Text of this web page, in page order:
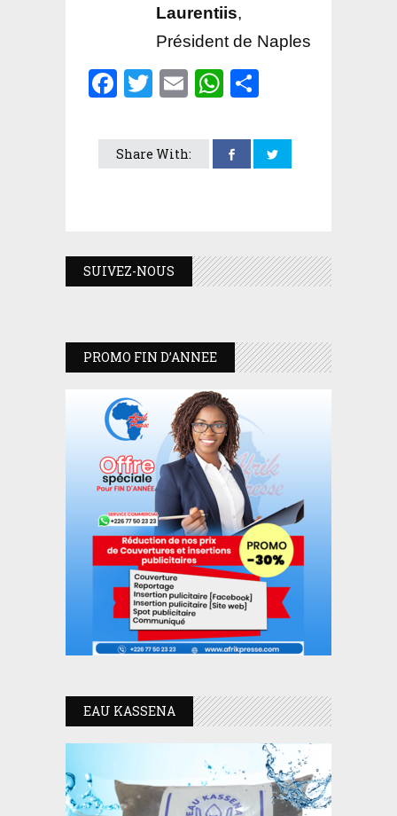
Laurentiis,
Président de Naples
Facebook
Twitter
EmailWhatsApp
Share With:
SUIVEZ-NOUS
PROMO FIN D’ANNEE
EAU KASSENA